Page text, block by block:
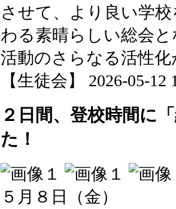
させて、より良い学
わる素晴らしい総会
活動のさらなる活性
【生徒会】 2026-05-12
２日間、登校時間に
た！
５月８日（金）